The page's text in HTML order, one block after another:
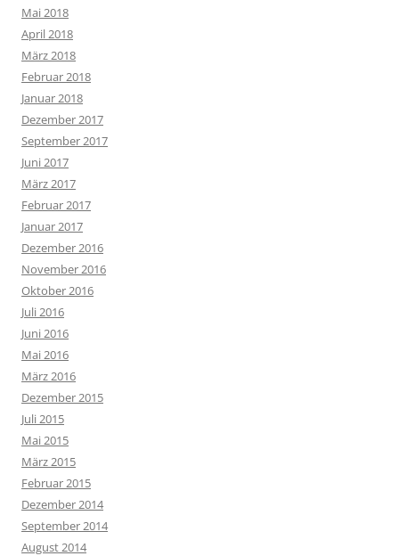
Mai 2018
April 2018
März 2018
Februar 2018
Januar 2018
Dezember 2017
September 2017
Juni 2017
März 2017
Februar 2017
Januar 2017
Dezember 2016
November 2016
Oktober 2016
Juli 2016
Juni 2016
Mai 2016
März 2016
Dezember 2015
Juli 2015
Mai 2015
März 2015
Februar 2015
Dezember 2014
September 2014
August 2014